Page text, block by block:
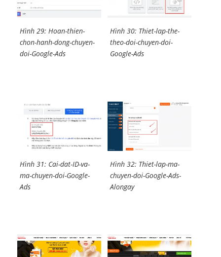
Hình 29: Hoan-thien-
chon-hanh-dong-chuyen-
doi-Google-Ads
Hình 30: Thiet-lap-the-
theo-doi-chuyen-doi-
Google-Ads
Hình 31: Cai-dat-ID-va-
ma-chuyen-doi-Google-
Ads
Hình 32: Thiet-lap-ma-
chuyen-doi-Google-Ads-
Alongay